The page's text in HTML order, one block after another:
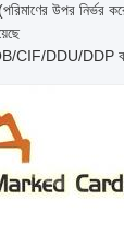
উপর নির্ভর
CIF/DDU/DDP